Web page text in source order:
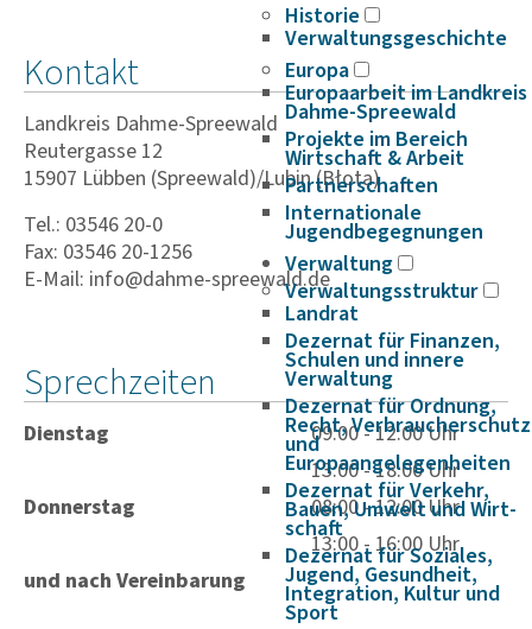
Historie
Verwaltungsgeschichte
Europa
Europaarbeit im Landkreis
Dahme-Spreewald
Projekte im Bereich
Wirtschaft & Arbeit
Partnerschaften
Internationale
Jugendbegegnungen
Verwaltung
Verwaltungsstruktur
Landrat
Dezernat für Finanzen,
Schulen und innere
Verwaltung
Dezernat für Ordnung,
Recht, Verbraucherschutz
und
Europaangelegenheiten
Dezernat für Verkehr,
Bauen, Umwelt und Wirt­
schaft
Dezernat für Soziales,
Jugend, Gesundheit,
Integration, Kultur und
Sport
Kontakt
Landkreis Dahme-Spreewald
Reutergasse 12
15907 Lübben (Spreewald)/Lubin (Błota)
Tel.: 03546 20-0
Fax: 03546 20-1256
E-Mail: info@dahme-spreewald.de
Sprechzeiten
Dienstag
09:00 - 12:00 Uhr
13:00 - 18:00 Uhr
Donnerstag
08:00 - 12:00 Uhr
13:00 - 16:00 Uhr
und nach Vereinbarung